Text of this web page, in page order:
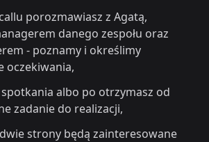
porozmawiasz z Agatą,
danego zespołu oraz
- poznamy i określimy
oczekiwania,
albo po otrzymasz od
zadanie do realizacji,
strony będą zainteresowane